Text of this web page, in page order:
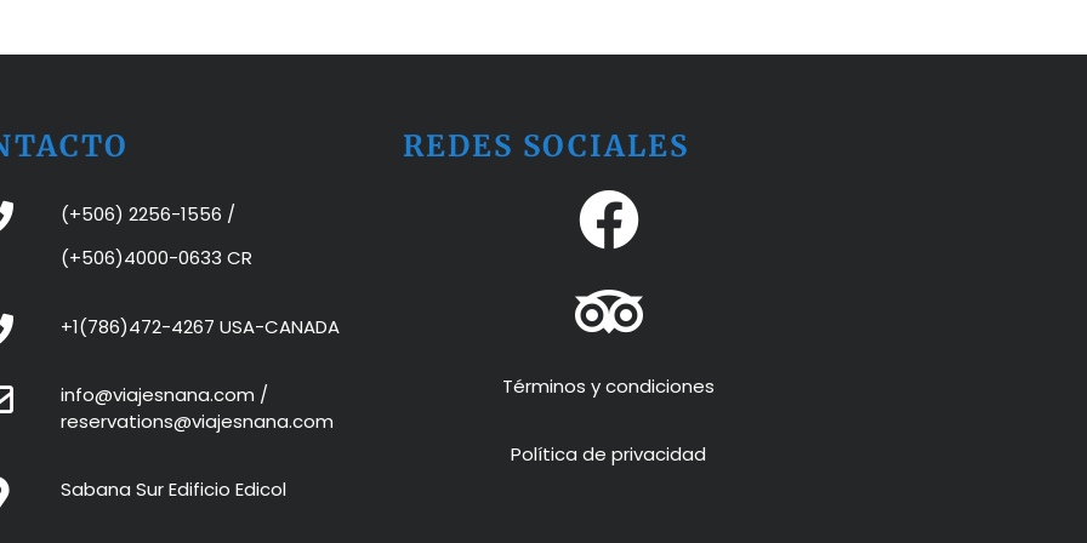
(+506) 2256-1556 /
(+506)4000-0633 CR
+1(786)472-4267 USA-CANADA
info@viajesnana.com /
reservations@viajesnana.com
Sabana Sur Edificio Edicol
REDES SOCIALES
Términos y condiciones
Política de privacidad